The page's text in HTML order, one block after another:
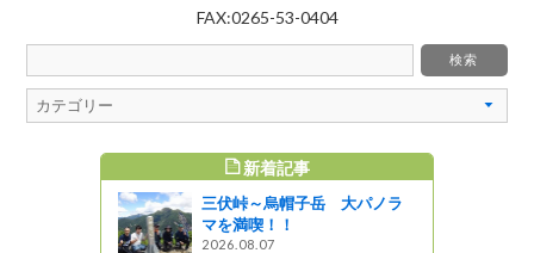
FAX:0265-53-0404
新着記事
三伏峠～烏帽子岳 大パノラ
マを満喫！！
2026.08.07